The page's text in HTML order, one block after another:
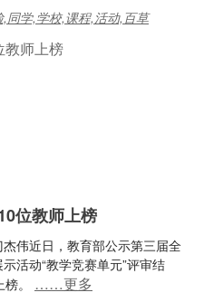
,同学,学校,课程,活动,百草
位教师上榜
伟近日，教育部公示第三届全
活动“教学竞赛单元”评审结
。 ……更多